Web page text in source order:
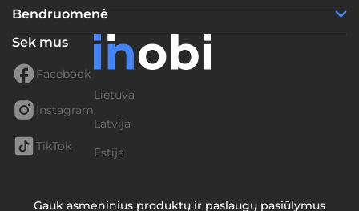
Bendruomenė
Sek mus
Facebook
Instagram
TikTok
Lietuva
Latvija
Estija
Gauk asmeninius produktų ir paslaugų pasiūlymus